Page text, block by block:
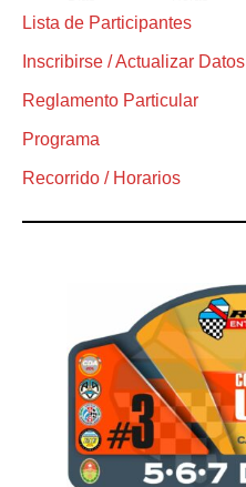
Lista de Participantes
Inscribirse / Actualizar Datos
Reglamento Particular
Programa
Recorrido / Horarios